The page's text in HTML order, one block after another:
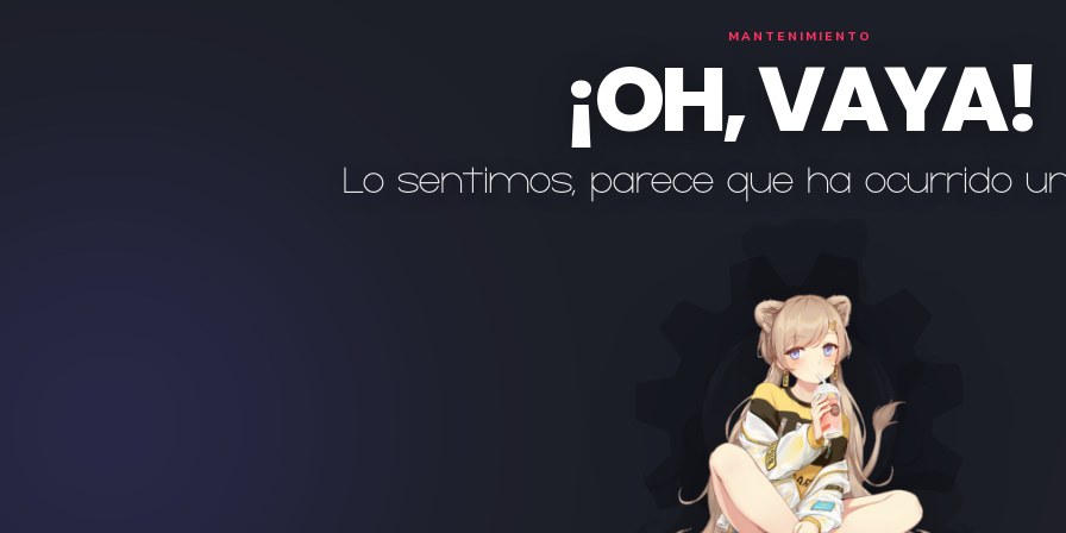
MANTENIMIENTO
¡OH, VAYA!
Lo sentimos, parece que ha ocurrido